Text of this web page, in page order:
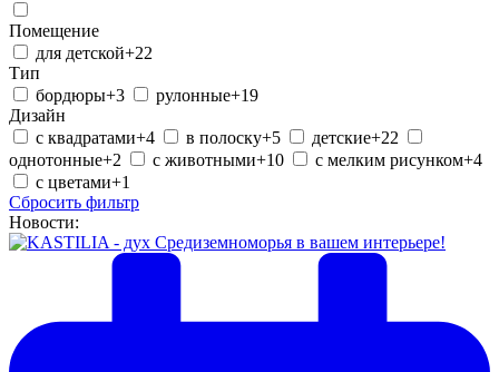
Помещение
для детской+22
Тип
бордюры+3 рулонные+19
Дизайн
c квадратами+4 в полоску+5 детские+22
однотонные+2 с животными+10 с мелким рисунком+4
с цветами+1
Сбросить фильтр
Новости: